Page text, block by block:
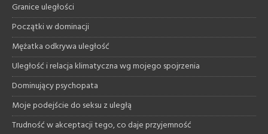
Granice uległości
Początki w dominacji
Mężatka odkrywa uległość
Uległość i relacja klimatyczna wg mojego spojrzenia
Dominujący psychopata
Moje podejście do seksu z uległą
Trudność w akceptacji tego, co daje przyjemność